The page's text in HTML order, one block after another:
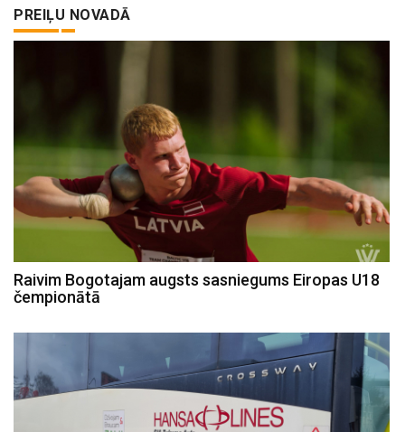
PREIĻU NOVADĀ
Raivim Bogotajam augsts sasniegums Eiropas U18
čempionātā